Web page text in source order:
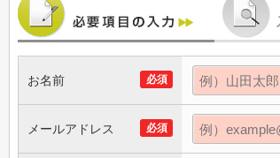
必須
お名前
必須
メールアドレス